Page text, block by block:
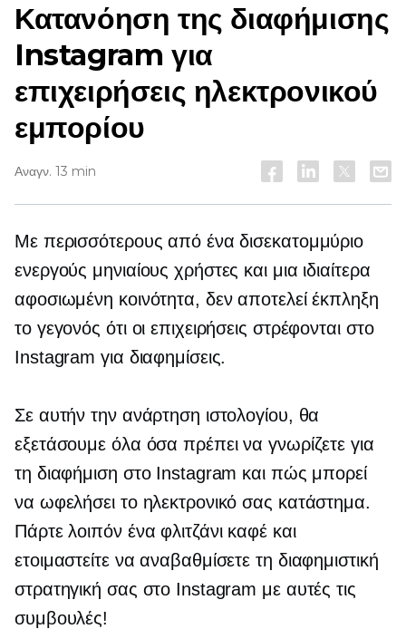
Κατανόηση της διαφήμισης
Instagram για
επιχειρήσεις ηλεκτρονικού
εμπορίου
Αναγν. 13 min
Με περισσότερους από ένα δισεκατομμύριο
ενεργούς μηνιαίους χρήστες και μια ιδιαίτερα
αφοσιωμένη κοινότητα, δεν αποτελεί έκπληξη
το γεγονός ότι οι επιχειρήσεις στρέφονται στο
Instagram για διαφημίσεις.
Σε αυτήν την ανάρτηση ιστολογίου, θα
εξετάσουμε όλα όσα πρέπει να γνωρίζετε για
τη διαφήμιση στο Instagram και πώς μπορεί
να ωφελήσει το ηλεκτρονικό σας κατάστημα.
Πάρτε λοιπόν ένα φλιτζάνι καφέ και
ετοιμαστείτε να αναβαθμίσετε τη διαφημιστική
στρατηγική σας στο Instagram με αυτές τις
συμβουλές!